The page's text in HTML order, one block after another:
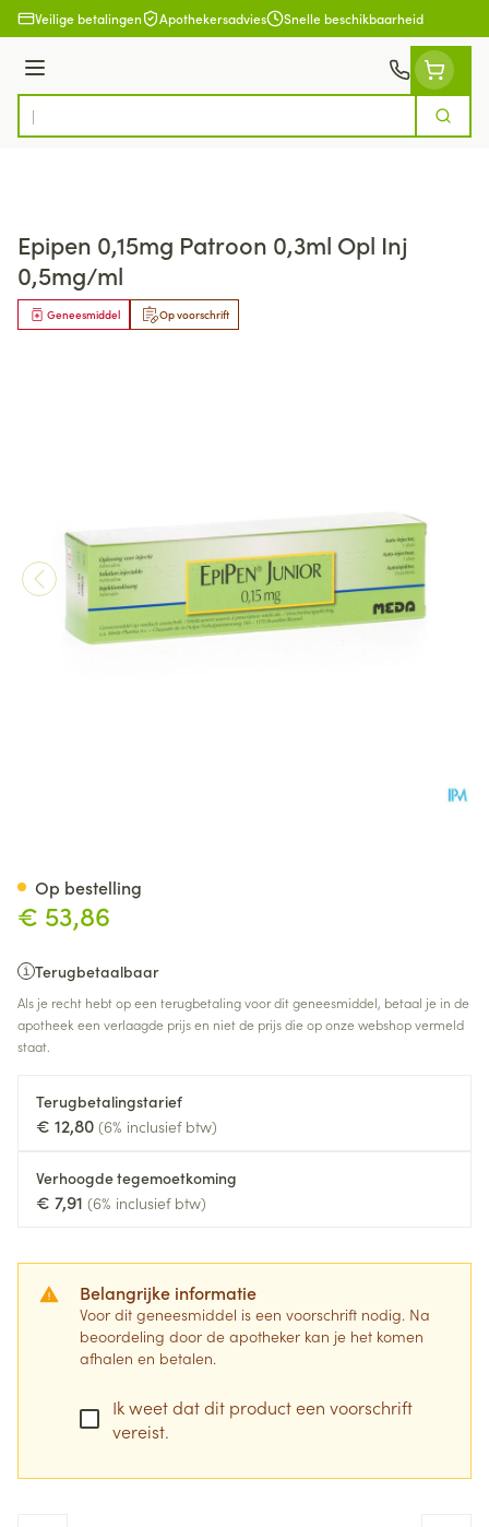
Ga naar de inhoud
Veilige betalingen Apothekersadvies Snelle beschikbaarheid
Menu
Product, merk, categorie...
Zoek
Epipen 0,15mg Patroon 0,3ml Opl Inj
0,5mg/ml
Op voorschrift
Geneesmiddel
€ 53,86
Terugbetaalbaar
Als je recht hebt op een terugbetaling voor dit geneesmiddel, betaal je in de
apotheek een verlaagde prijs en niet de prijs die op onze webshop vermeld
staat.
Terugbetalingstarief
€ 12,80 (6% inclusief btw)
Verhoogde tegemoetkoming
€ 7,91 (6% inclusief btw)
Belangrijke informatie
Voor dit geneesmiddel is een voorschrift nodig. Na
beoordeling door de apotheker kan je het komen
afhalen en betalen.
Ik weet dat dit product een voorschrift
vereist.
Op bestelling